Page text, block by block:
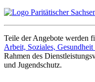
Teile der Angebote werden
Arbeit, Soziales,
Rahmen des
und Jugendschutz.